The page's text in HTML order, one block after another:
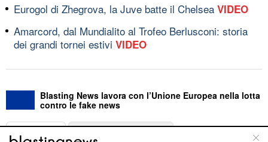
Eurogol di Zhegrova, la Juve batte il Chelsea VIDEO
Amarcord, dal Mundialito al Trofeo Berlusconi: storia
dei grandi tornei estivi VIDEO
Blasting News lavora con l’Unione Europea nella lotta
contro le fake news
ABOUT